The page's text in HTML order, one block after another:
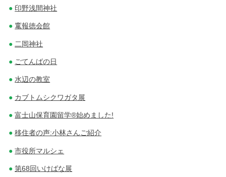
印野浅間神社
竃報徳会館
二岡神社
ごてんばの日
水辺の教室
カブトムシクワガタ展
富士山保育園留学®始めました!
移住者の声:小林さんご紹介
市役所マルシェ
第68回いけばな展